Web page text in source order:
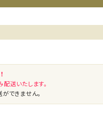
送いたします。
できません。